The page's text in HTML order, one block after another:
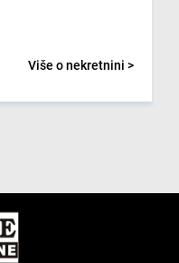
Više o nekretnini >